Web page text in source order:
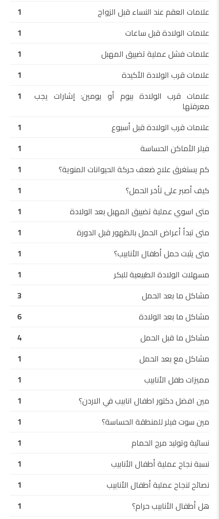
علامات العقم عند النساء قبل الزواج
1
علامات الولادة قبل ساعات
1
علامات فشل عملية تضييق المهبل
1
علامات قرب الولادة الأكيدة
1
علامات قرب الولادة بيوم أو يومين: إشارات يجب
معرفتها
1
علامات قرب الولادة قبل أسبوع
1
فيلر الأماكن الحساسة
1
كم يستغرق علاج ضعف حركة الحيوانات المنوية؟
1
كيف أصبر على تأخر الحمل؟
1
متى اسوي عملية تضييق المهبل بعد الولادة
1
متى تبدأ أعراض الحمل بالظهور قبل الدورة
1
متى يثبت حمل أطفال الأنابيب؟
1
مسهلات الولادة الطبيعية للبكر
1
مشاكل ما بعد الحمل
3
مشاكل ما بعد الولادة
6
مشاكل ما قبل الحمل
4
مشاكل مع بعد الحمل
1
مميزات طفل الأنابيب
1
مين افضل دكتور اطفال انابيب في الاردن؟
1
مين سوت فيلر للمنطقة الحساسة؟
1
نسائية وتوليد مرج الحمام
1
نسبة نجاح عملية أطفال الأنابيب
1
نصائح لنجاح عملية أطفال الأنابيب
1
هل أطفال الأنابيب حرام؟
1